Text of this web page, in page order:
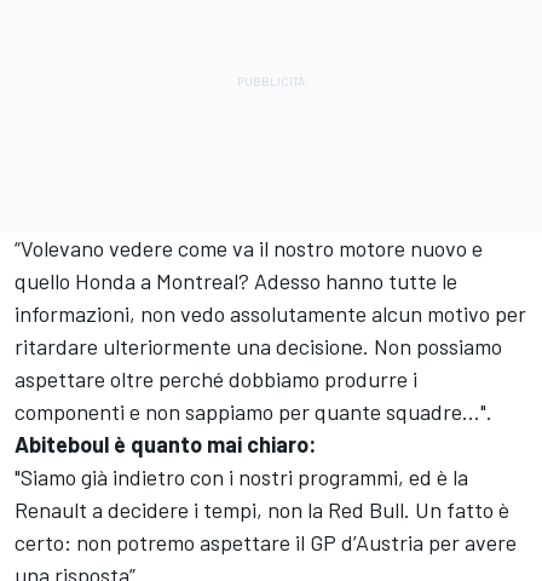
“Volevano vedere come va il nostro motore nuovo e
quello Honda a Montreal? Adesso hanno tutte le
informazioni, non vedo assolutamente alcun motivo per
ritardare ulteriormente una decisione. Non possiamo
aspettare oltre perché dobbiamo produrre i
componenti e non sappiamo per quante squadre…".
Abiteboul è quanto mai chiaro:
"Siamo già indietro con i nostri programmi, ed è la
Renault a decidere i tempi, non la Red Bull. Un fatto è
certo: non potremo aspettare il GP d’Austria per avere
una risposta”.